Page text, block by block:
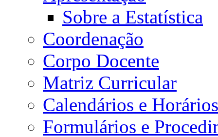
Sobre a Estatística
Coordenação
Corpo Docente
Matriz Curricular
Calendários e Horários
Formulários e